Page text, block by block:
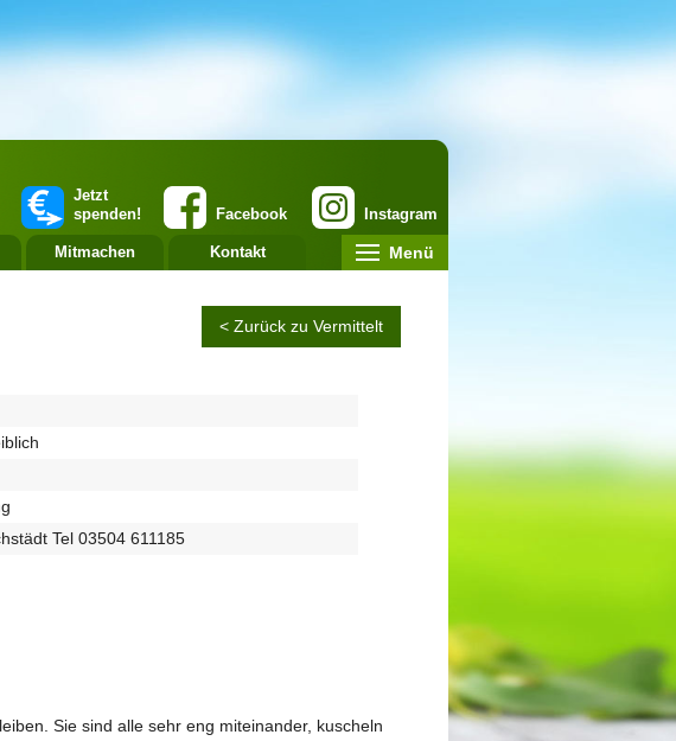
Instagram
Facebook
Jetzt
spenden!
Mitmachen Kontakt Menü
< Zurück zu Vermittelt
Tel 03504 611185
Sie sind alle sehr eng miteinander, kuscheln